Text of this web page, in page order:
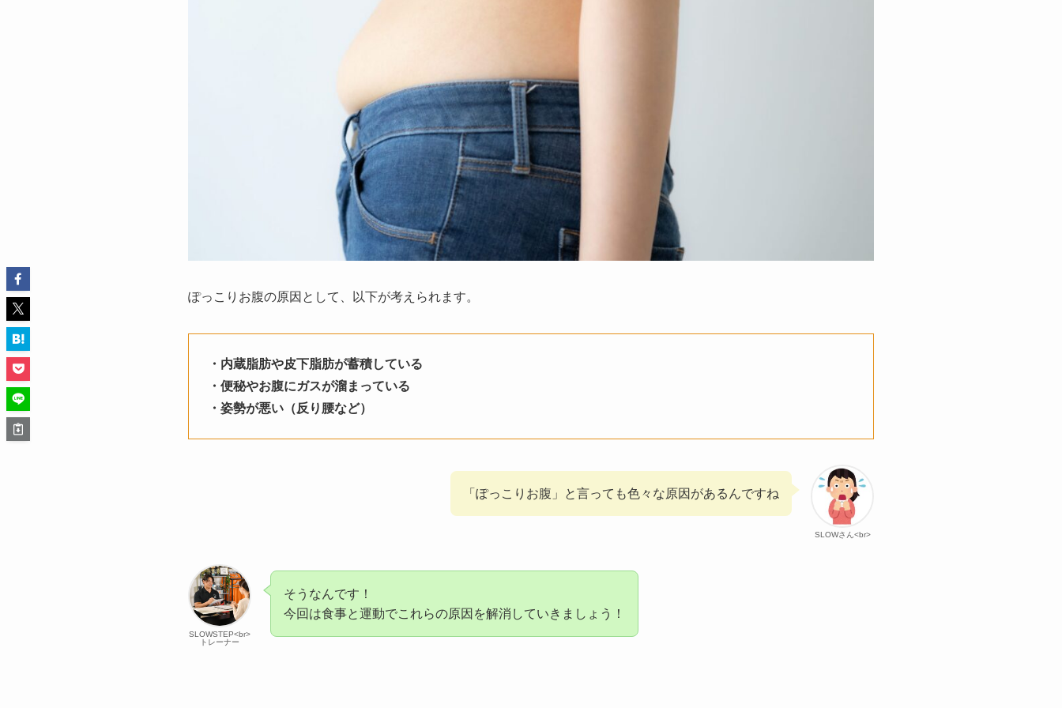
ぽっこりお腹の原因として、以下が考えられます。
・内蔵脂肪や皮下脂肪が蓄積している
・便秘やお腹にガスが溜まっている
・姿勢が悪い（反り腰など）
SLOWさん<br>
「ぽっこりお腹」と言っても色々な原因があるんですね
SLOWSTEP<br>
トレーナー
そうなんです！
今回は食事と運動でこれらの原因を解消していきましょう！